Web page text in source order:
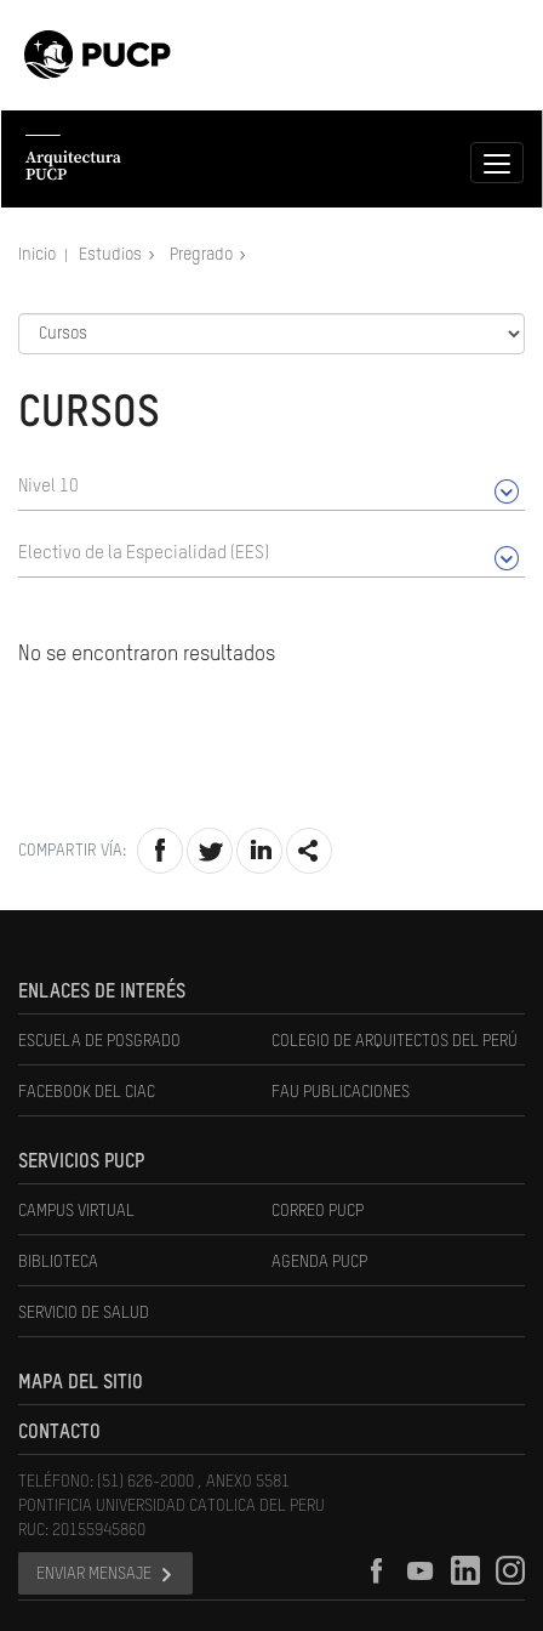
Inicio Estudios Pregrado
CURSOS
Nivel 10
Electivo de la Especialidad (EES)
No se encontraron resultados
COMPARTIR VÍA:
ENLACES DE INTERÉS
ESCUELA DE POSGRADO COLEGIO DE ARQUITECTOS DEL PERÚ
FACEBOOK DEL CIAC FAU PUBLICACIONES
SERVICIOS PUCP
CAMPUS VIRTUAL CORREO PUCP
BIBLIOTECA AGENDA PUCP
SERVICIO DE SALUD
MAPA DEL SITIO
CONTACTO
TELÉFONO: (51) 626-2000 , ANEXO 5581
PONTIFICIA UNIVERSIDAD CATOLICA DEL PERU
RUC: 20155945860
ENVIAR MENSAJE